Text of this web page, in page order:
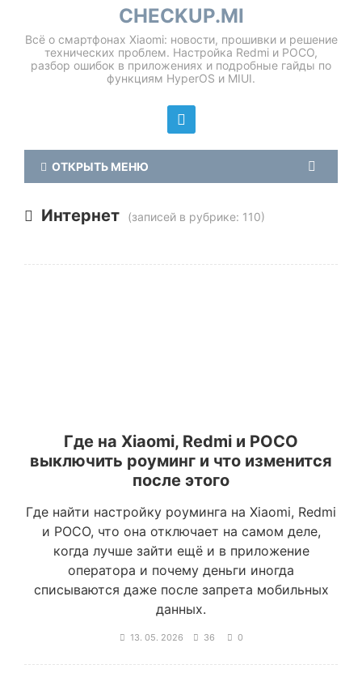
CHECKUP.MI
Всё о смартфонах Xiaomi: новости, прошивки и решение
технических проблем. Настройка Redmi и POCO,
разбор ошибок в приложениях и подробные гайды по
функциям HyperOS и MIUI.
ОТКРЫТЬ МЕНЮ
Интернет (записей в рубрике: 110)
Где на Xiaomi, Redmi и POCO
выключить роуминг и что изменится
после этого
Где найти настройку роуминга на Xiaomi, Redmi
и POCO, что она отключает на самом деле,
когда лучше зайти ещё и в приложение
оператора и почему деньги иногда
списываются даже после запрета мобильных
данных.
13. 05. 2026 36 0